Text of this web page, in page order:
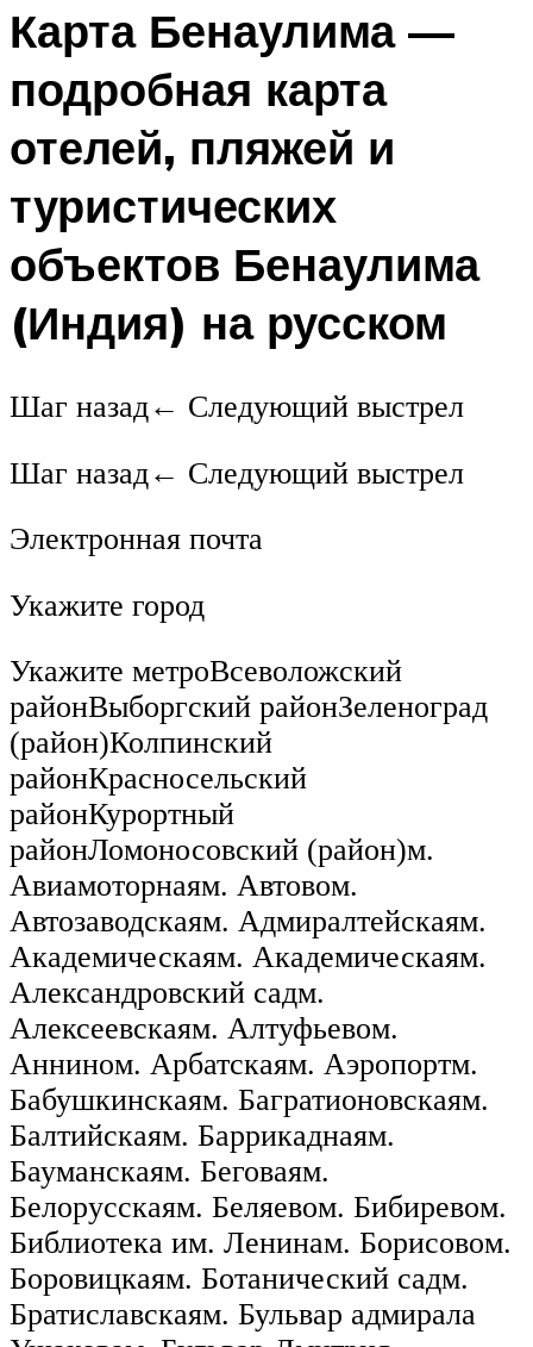
Карта Бенаулима —
подробная карта
отелей, пляжей и
туристических
объектов Бенаулима
(Индия) на русском
Шаг назад← Следующий выстрел
Шаг назад← Следующий выстрел
Электронная почта
Укажите город
Укажите метроВсеволожский
районВыборгский районЗеленоград
(район)Колпинский
районКрасносельский
районКурортный
районЛомоносовский (район)м.
Авиамоторнаям. Автовом.
Автозаводскаям. Адмиралтейскаям.
Академическаям. Академическаям.
Александровский садм.
Алексеевскаям. Алтуфьевом.
Аннином. Арбатскаям. Аэропортм.
Бабушкинскаям. Багратионовскаям.
Балтийскаям. Баррикаднаям.
Бауманскаям. Беговаям.
Белорусскаям. Беляевом. Бибиревом.
Библиотека им. Ленинам. Борисовом.
Боровицкаям. Ботанический садм.
Братиславскаям. Бульвар адмирала